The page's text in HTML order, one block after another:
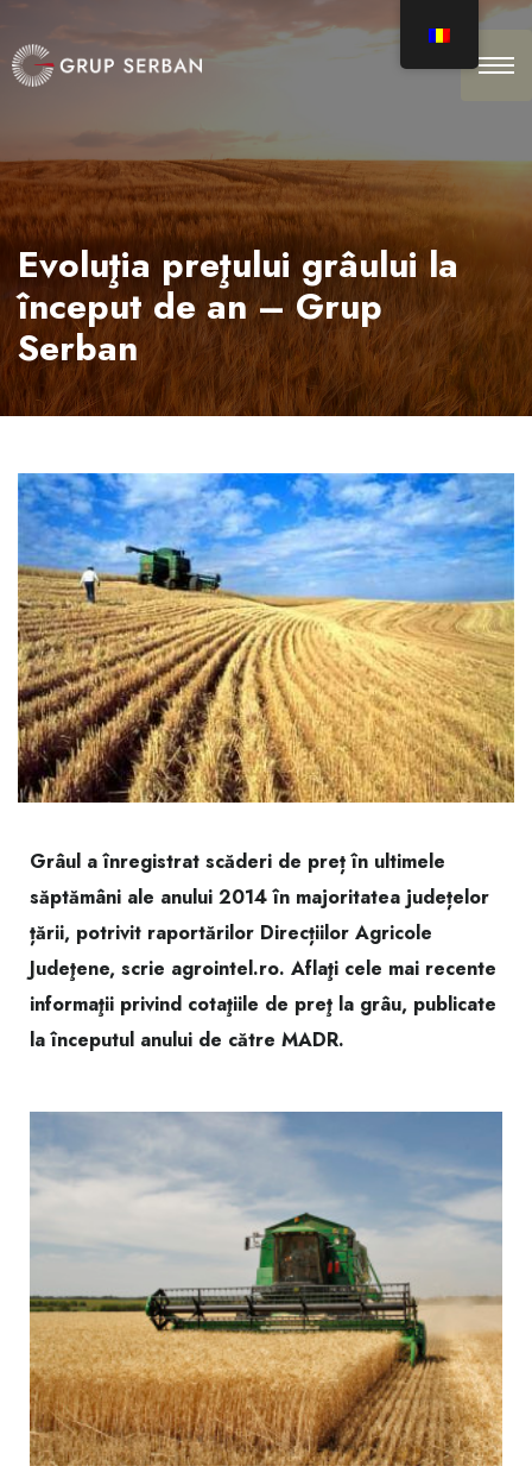
Evoluţia preţului grâului la
început de an – Grup
Serban
Grâul a înregistrat scăderi de preț în ultimele
săptămâni ale anului 2014 în majoritatea județelor
țării, potrivit raportărilor Direcțiilor Agricole
Judeţene, scrie agrointel.ro. Aflaţi cele mai recente
informaţii privind cotaţiile de preţ la grâu, publicate
la începutul anului de către MADR.